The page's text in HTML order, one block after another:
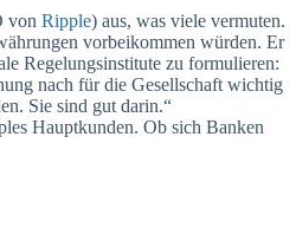
von Ripple) aus, was viele vermuten.
vorbeikommen würden. Er
Regelungsinstitute zu formulieren:
nach für die Gesellschaft wichtig
Sie sind gut darin.“
Hauptkunden. Ob sich Banken